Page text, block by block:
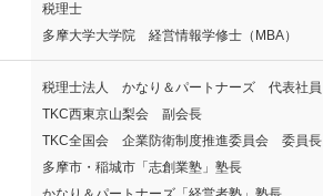
税理士
多摩大学大学院 経営情報学修士（MBA）
税理士法人 かなり＆パートナーズ 代表社員
TKC西東京山梨会 副会長
TKC全国会 企業防衛制度推進委員会 委員長
多摩市・稲城市「志創業塾」塾長